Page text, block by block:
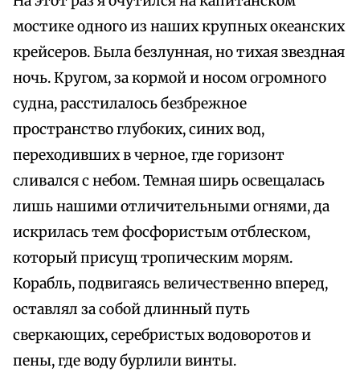
мостике одного из наших крупных океанских
крейсеров. Была безлунная, но тихая звездная
ночь. Кругом, за кормой и носом огромного
судна, расстилалось безбрежное
пространство глубоких, синих вод,
переходивших в черное, где горизонт
сливался с небом. Темная ширь освещалась
лишь нашими отличительными огнями, да
искрилась тем фосфористым отблеском,
который присущ тропическим морям.
Корабль, подвигаясь величественно вперед,
оставлял за собой длинный путь
сверкающих, серебристых водоворотов и
пены, где воду бурлили винты.